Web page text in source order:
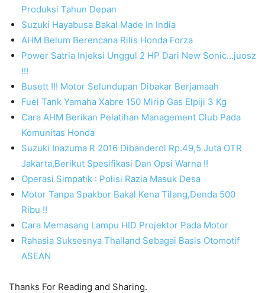
Produksi Tahun Depan
Suzuki Hayabusa Bakal Made In India
AHM Belum Berencana Rilis Honda Forza
Power Satria Injeksi Unggul 2 HP Dari New Sonic…juosz
!!!
Busett !!! Motor Selundupan Dibakar Berjamaah
Fuel Tank Yamaha Xabre 150 Mirip Gas Elpiji 3 Kg
Cara AHM Berikan Pelatihan Management Club Pada
Komunitas Honda
Suzuki Inazuma R 2016 Dibanderol Rp.49,5 Juta OTR
Jakarta,Berikut Spesifikasi Dan Opsi Warna !!
Operasi Simpatik : Polisi Razia Masuk Desa
Motor Tanpa Spakbor Bakal Kena Tilang,Denda 500
Ribu !!
Cara Memasang Lampu HID Projektor Pada Motor
Rahasia Suksesnya Thailand Sebagai Basis Otomotif
ASEAN
Thanks For Reading and Sharing.